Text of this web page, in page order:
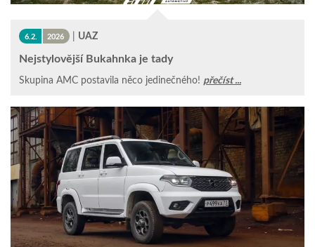
6.2. 2026 | UAZ
Nejstylovější Bukahnka je tady
Skupina AMC postavila něco jedinečného! přečíst ...